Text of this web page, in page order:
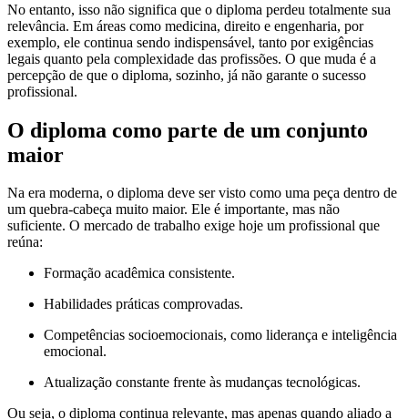
No entanto, isso não significa que o diploma perdeu totalmente sua
relevância. Em áreas como medicina, direito e engenharia, por
exemplo, ele continua sendo indispensável, tanto por exigências
legais quanto pela complexidade das profissões. O que muda é a
percepção de que o diploma, sozinho, já não garante o sucesso
profissional.
O diploma como parte de um conjunto
maior
Na era moderna, o diploma deve ser visto como uma peça dentro de
um quebra-cabeça muito maior. Ele é importante, mas não
suficiente. O mercado de trabalho exige hoje um profissional que
reúna:
Formação acadêmica consistente.
Habilidades práticas comprovadas.
Competências socioemocionais, como liderança e inteligência
emocional.
Atualização constante frente às mudanças tecnológicas.
Ou seja, o diploma continua relevante, mas apenas quando aliado a